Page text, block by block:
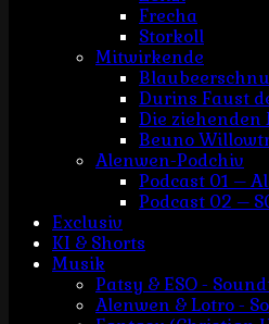
Frecha
Storkoll
Mitwirkende
Durins Faust
Die
Beuno
Alenwen-Podchiv
Podcast 01 –
Podcast 02 –
Exclusiv
KI & Shorts
Musik
Patsy & ESO -
Alenwen & Lotro -